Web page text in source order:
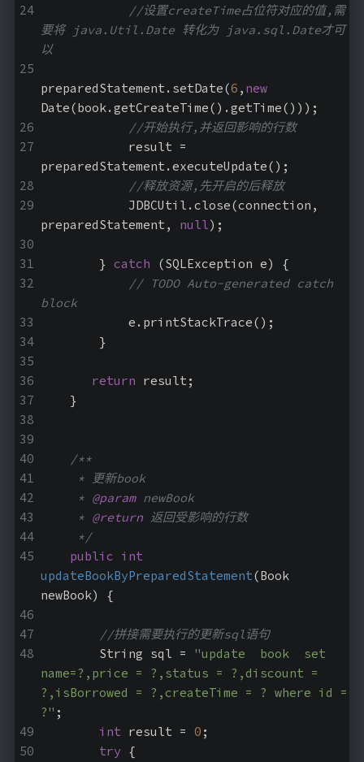
//设置createTime占位符对应的值,需
要将 java.Util.Date 转化为 java.sql.Date才可
以
preparedStatement.setDate(6 , new
Date(book.getCreateTime().getTime()));
//开始执行,并返回影响的行数
preparedStatement.executeUpdate();
//释放资源,先开启的后释放
preparedStatement, null);
        }
catch (SQLException e) {
// TODO Auto-generated catch
block
            e.printStackTrace();
        }
return result;
    }
/**
     * 更新book
     *
@param newBook
     *
@return 返回受影响的行数
     */
public int
updateBookByPreparedStatement(Book
newBook)
{
//拼接需要执行的更新sql语句
        String sql =
"update  book  set
name=?,price = ?,status = ?,discount =
?,isBorrowed = ?,createTime = ? where id =
?" ;
int result = 0 ;
try {